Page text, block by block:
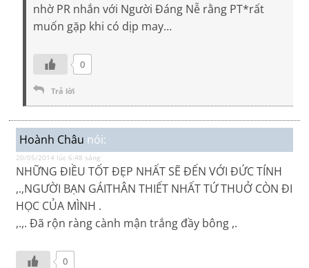
nhờ PR nhắn với Người Đáng Nễ rằng PT*rất
muốn gặp khi có dịp may…
0
Trả lời
Hoành Châu nói:
20/05/2014 lúc 6:48 sáng
NHỮNG ĐIỀU TỐT ĐẸP NHẤT SẼ ĐẾN VỚI ĐỨC TÍNH
,.,NGƯỜI BẠN GÁITHÂN THIẾT NHẤT TỨ THUỞ CÒN ĐI
HỌC CỦA MÌNH .
,.,. Đã rộn ràng cành mận trắng đầy bông ,.
0